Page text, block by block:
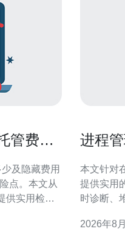
管费多
及隐藏费用
点。本文从
供实用检查
进程
本文针对
提供实用
时诊断、
与内存泄
2026年8